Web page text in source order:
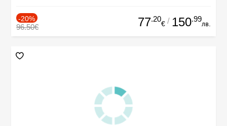
-20%
96.50€ 77.20
€ / 150.99
лв.